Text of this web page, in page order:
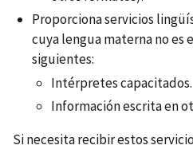
Proporciona servicios
cuya lengua materna no es
siguientes:
Intérpretes capacitados.
Información escrita en
Si necesita recibir estos